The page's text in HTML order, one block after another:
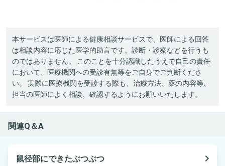
本サービスは医師による健康相談サービスで、医師による回答
は相談内容に応じた医学的助言です。診断・診察などを行うも
のではありません。 このことを十分認識したうえで自己の責任
において、医療機関への受診有無等をご自身でご判断くださ
い。 実際に医療機関を受診する際も、治療方法、薬の内容等、
担当の医師によく相談、確認するようにお願いいたします。
関連Q＆A
鼠径部にできたぶつぶつ
navigate_next